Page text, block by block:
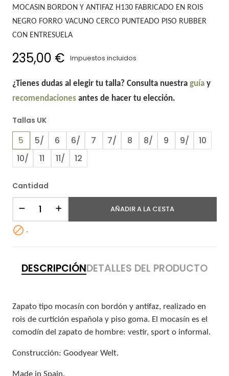
MOCASIN BORDON Y ANTIFAZ H130 FABRICADO EN ROIS
NEGRO FORRO VACUNO CERCO PUNTEADO PISO RUBBER
CON ENTRESUELA
235,00 € Impuestos incluidos
¿Tienes dudas al elegir tu talla? Consulta nuestra guíay
recomendacionesantes de hacer tu elección.
Tallas UK
5 5/ 6 6/ 7 7/ 8 8/ 9 9/
10
10/
11 11/ 12
Cantidad
AÑADIR A LA CESTA
 .
DESCRIPCIÓNDETALLES DEL PRODUCTO
Zapato tipo mocasín con bordón y antifaz, realizado en
rois de curtición española y piso goma. El mocasín es el
comodín del zapato de hombre: vestir, sport o informal.
Construcción: Goodyear Welt.